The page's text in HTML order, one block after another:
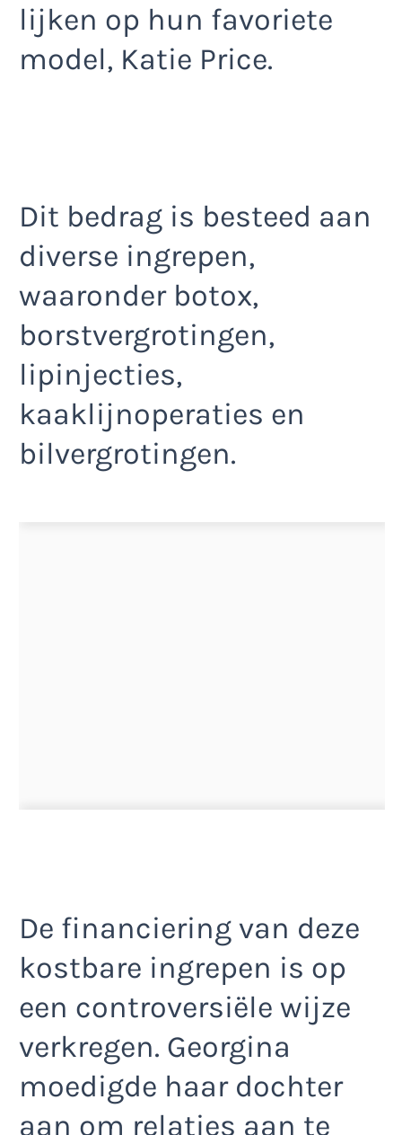
lijken op hun favoriete
model, Katie Price.
Dit bedrag is besteed aan
diverse ingrepen,
waaronder botox,
borstvergrotingen,
lipinjecties,
kaaklijnoperaties en
bilvergrotingen.
De financiering van deze
kostbare ingrepen is op
een controversiële wijze
verkregen. Georgina
moedigde haar dochter
aan om relaties aan te